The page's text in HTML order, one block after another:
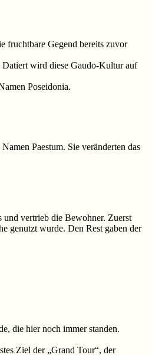
fruchtbare Gegend bereits zuvor
wird diese Gaudo-Kultur auf
Poseidonia.
Paestum. Sie veränderten das
und vertrieb die Bewohner. Zuerst
genutzt wurde. Den Rest gaben der
die hier noch immer standen.
Ziel der „Grand Tour“, der